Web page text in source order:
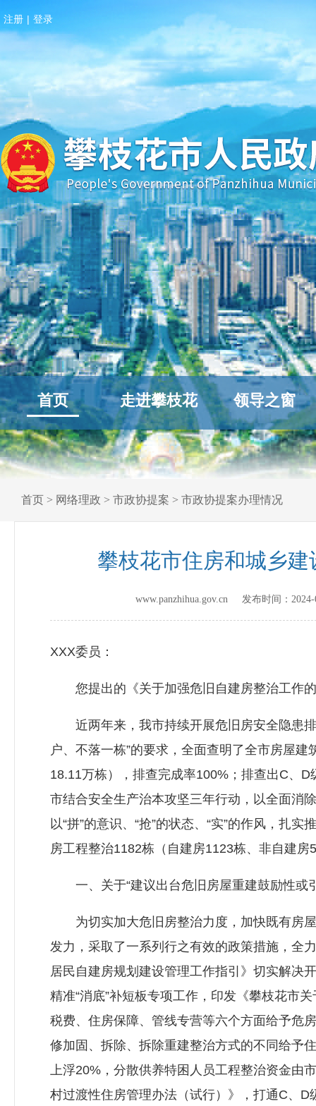
注册 | 登录
首页 走进攀枝花 领导之窗
首页 > 网络理政 > 市政协提案 > 市政协提案办理情况
攀枝花市住房和城乡
www.panzhihua.gov.cn 发布时间：
XXX委员：
您提出的《关于加强危旧自建房整治工作的
近两年来，我市持续开展危旧房安全隐患排
户、不落一栋”的要求，全面查明了全市房屋
18.11万栋），排查完成率100%；排查出C、
市结合安全生产治本攻坚三年行动，以全面消
以“拼”的意识、“抢”的状态、“实”的作风，扎
房工程整治1182栋（自建房1123栋、非自建
一、关于“建议出台危旧房屋重建鼓励性或
为切实加大危旧房整治力度，加快既有房屋
发力，采取了一系列行之有效的政策措施，全
居民自建房规划建设管理工作指引》切实解决
精准“消底”补短板专项工作，印发《攀枝花市
税费、住房保障、管线专营等六个方面给予危
修加固、拆除、拆除重建整治方式的不同给予
上浮20%，分散供养特困人员工程整治资金由
村过渡性住房管理办法（试行）》，打通C、